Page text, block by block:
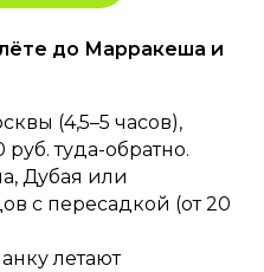
до Марракеша и
(4,5–5 часов),
туда-обратно.
Дубая или
с пересадкой (от 20
летают